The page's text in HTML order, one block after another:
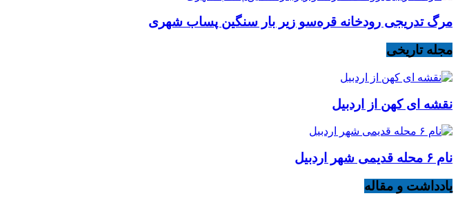
مرگ تدریجی رودخانه قره‌سو زیر بار سنگین پساب شهری
مجله تاریخی
نقشه ای کهن از اردبیل
نام ۶ محله قدیمی شهر اردبیل
یادداشت و مقاله